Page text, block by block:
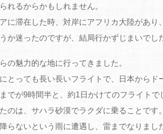
れるからかもしれません。
に滞在した時、対岸にアフリカ大陸があり
か迷ったのですが、結局行かずじまいでし
の魅力的な地に行ってきました。
とっても長い長いフライトで、日本からド
でが9時間半と、約1日かけてのフライトで
のは、サハラ砂漠でラクダに乗ることです。
らないという雨に遭遇し、雷までなりまし